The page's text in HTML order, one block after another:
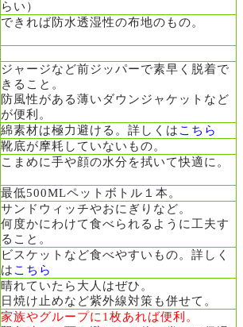
らい）
できれば防水透湿性の布地のもの。
ジャージなど前ジッパーで素早く脱着で
きること。
防風性がある薄いダウンジャケットなど
が便利。
綿素材は極力避ける。詳しくは こちら
靴底が摩耗していないもの。
こまめに手や顔の水分を拭いて快適に。
最低500MLペットボトル１本。
サンドウィッチやおにぎりなど。
何度かにわけて食べられるように工夫す
ること。
ビスケットなど食べやすいもの。詳しく
は こちら
晴れていたら大人はぜひ。
日焼け止めなど紫外線対策も併せて。
家族やグループに1枚あれば便利。